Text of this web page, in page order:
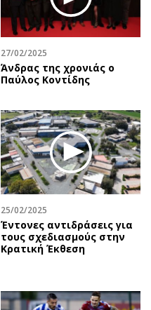
27/02/2025
Άνδρας της χρονιάς ο
Παύλος Κοντίδης
25/02/2025
Έντονες αντιδράσεις για
τους σχεδιασμούς στην
Κρατική Έκθεση